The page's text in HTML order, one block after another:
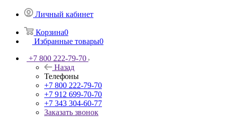
Личный кабинет
Корзина0
Избранные товары0
+7 800 222-79-70
Назад
Телефоны
+7 800 222-79-70
+7 912 699-70-70
+7 343 304-60-77
Заказать звонок